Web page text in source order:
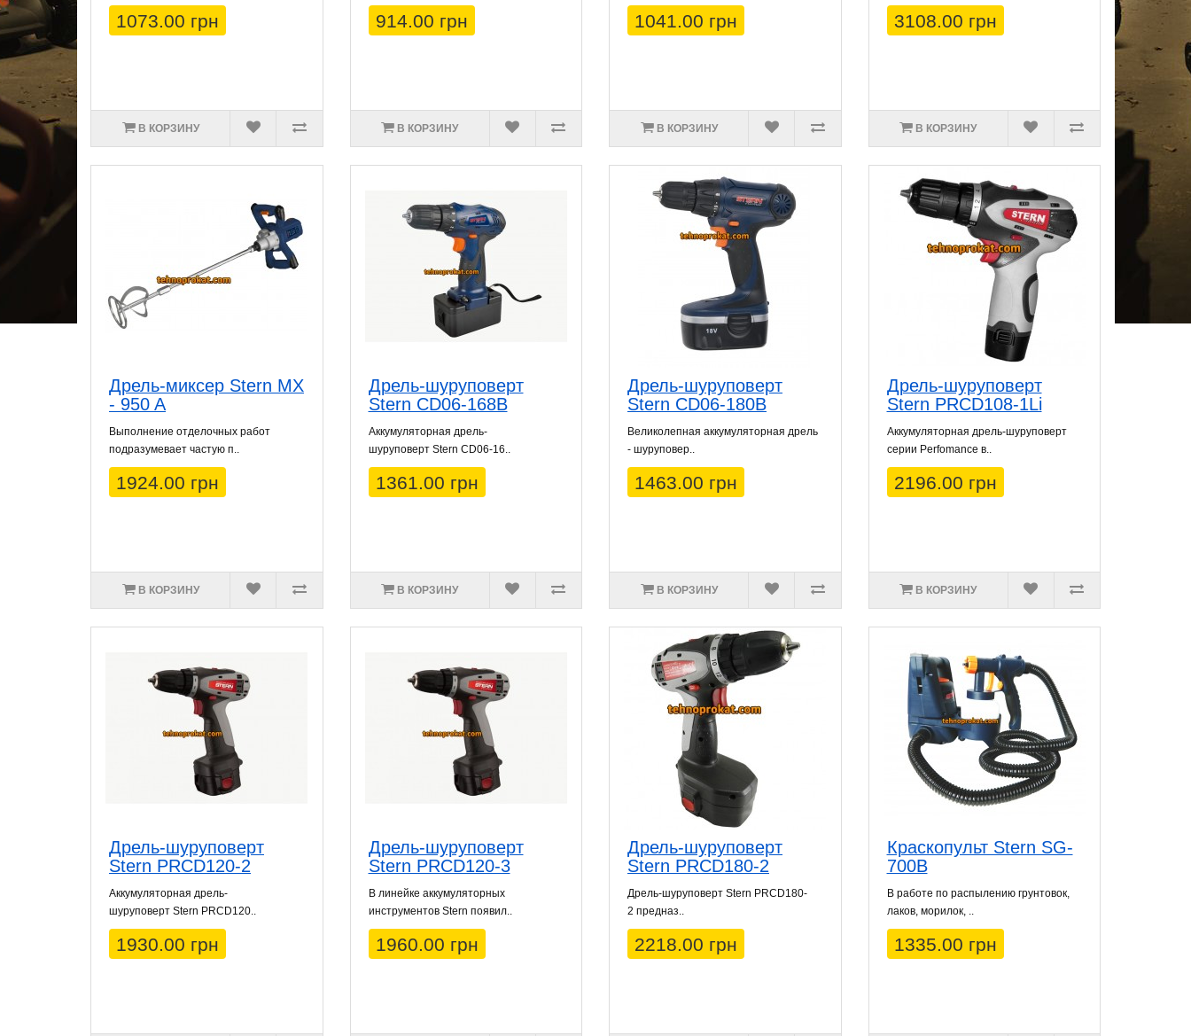
1073.00 грн
В КОРЗИНУ
914.00 грн
В КОРЗИНУ
1041.00 грн
В КОРЗИНУ
3108.00 грн
В КОРЗИНУ
Дрель-миксер Stern MX
- 950 A
Выполнение отделочных работ
подразумевает частую п..
1924.00 грн
В КОРЗИНУ
Дрель-шуруповерт
Stern CD06-168B
Аккумуляторная дрель-
шуруповерт Stern CD06-16..
1361.00 грн
В КОРЗИНУ
Дрель-шуруповерт
Stern CD06-180B
Великолепная аккумуляторная дрель
- шуруповер..
1463.00 грн
В КОРЗИНУ
Дрель-шуруповерт
Stern PRCD108-1Li
Аккумуляторная дрель-шуруповерт
серии Perfomance в..
2196.00 грн
В КОРЗИНУ
Дрель-шуруповерт
Stern PRCD120-2
Аккумуляторная дрель-
шуруповерт Stern PRCD120..
1930.00 грн
Дрель-шуруповерт
Stern PRCD120-3
В линейке аккумуляторных
инструментов Stern появил..
1960.00 грн
Дрель-шуруповерт
Stern PRCD180-2
Дрель-шуруповерт Stern PRCD180-
2 предназ..
2218.00 грн
Краскопульт Stern SG-
700B
В работе по распылению грунтовок,
лаков, морилок, ..
1335.00 грн